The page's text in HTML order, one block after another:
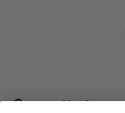
Deutschland